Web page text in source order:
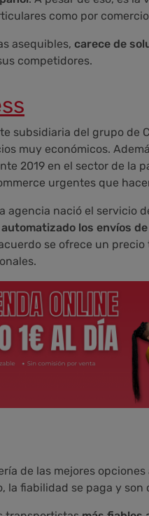
como por
asequibles, carece de
competidores.
subsidiaria del grupo de
muy económicos.
2019 en el sector de la
urgentes que
agencia nació el servicio
automatizado los envíos
se ofrece un
de las mejores
la fiabilidad se paga y